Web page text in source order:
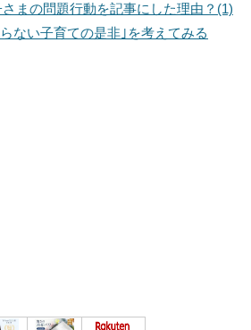
まの問題行動を記事にした理由？(1)
ない子育ての是非｣を考えてみる